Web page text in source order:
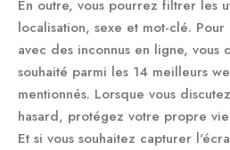
En outre, vous pourrez filtrer les
localisation, sexe et mot-clé.
avec des inconnus en ligne, vous
souhaité parmi les 14 meilleurs
mentionnés. Lorsque vous
hasard, protégez votre propre
Et si vous souhaitez capturer